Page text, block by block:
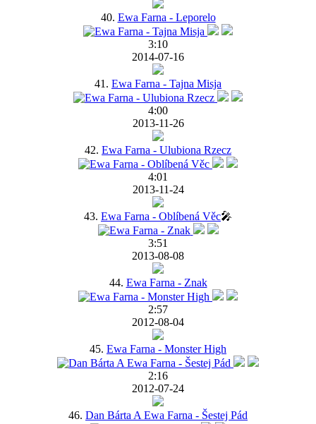
40. Ewa Farna - Leporelo
3:10
2014-07-16
41. Ewa Farna - Tajna Misja
4:00
2013-11-26
42. Ewa Farna - Ulubiona Rzecz
4:01
2013-11-24
43. Ewa Farna - Oblíbená Věc🎤
3:51
2013-08-08
44. Ewa Farna - Znak
2:57
2012-08-04
45. Ewa Farna - Monster High
2:16
2012-07-24
46. Dan Bárta A Ewa Farna - Šestej Pád